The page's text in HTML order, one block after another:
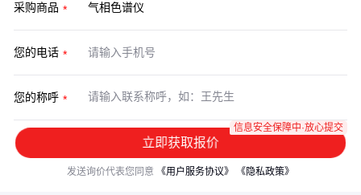
采购商品
您的电话
您的称呼
立即获取报价
信息安全保障中·放心提交
发送询价代表您同意 《用户服务协议》 《隐私政策》